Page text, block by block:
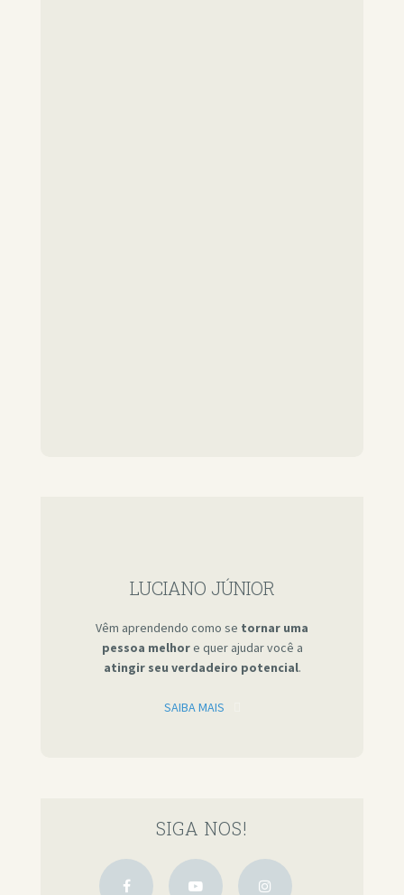
LUCIANO JÚNIOR
Vêm aprendendo como se tornar uma
pessoa melhore quer ajudar você a
atingir seu verdadeiro potencial.
SAIBA MAIS
SIGA NOS!